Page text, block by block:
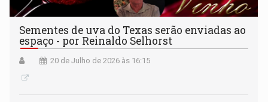
Sementes de uva do Texas serão enviadas ao
espaço - por Reinaldo Selhorst
20 de Julho de 2026 às 16:15